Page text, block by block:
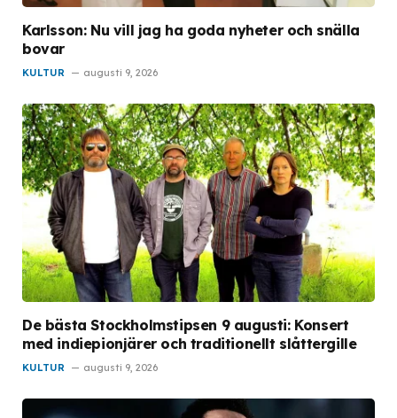
Karlsson: Nu vill jag ha goda nyheter och snälla
bovar
KULTUR augusti 9, 2026
De bästa Stockholmstipsen 9 augusti: Konsert
med indiepionjärer och traditionellt slåttergille
KULTUR augusti 9, 2026